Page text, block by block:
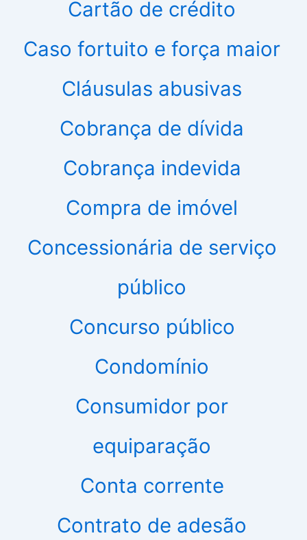
Cartão de crédito
Caso fortuito e força maior
Cláusulas abusivas
Cobrança de dívida
Cobrança indevida
Compra de imóvel
Concessionária de serviço
público
Concurso público
Condomínio
Consumidor por
equiparação
Conta corrente
Contrato de adesão